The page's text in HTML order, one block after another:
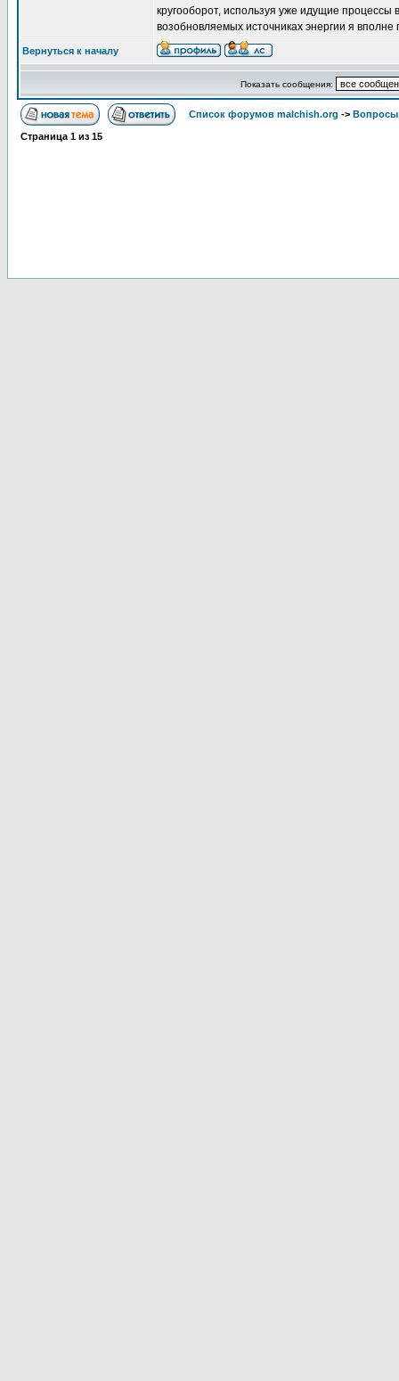
кругооборот, используя уже идущие
возобновляемых источниках энергии я
Вернуться к началу
Показать сообщения:
Список форумов malchish.org -> Вопросы
Страница 1 из 15